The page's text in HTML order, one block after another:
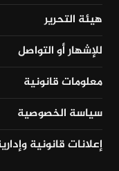
هيئة التحرير
للإشهار أو التواصل
معلومات قانونية
سياسة الخصوصية
إعلانات قانونية